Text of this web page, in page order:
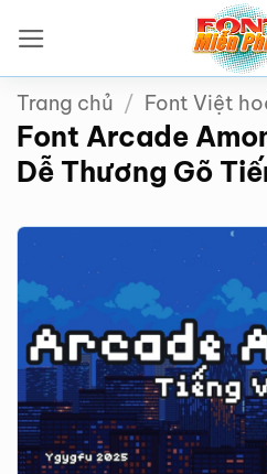
qua
nội
dung
Trang chủ / Font Việt
Font Arcade
Dễ Thương Gõ